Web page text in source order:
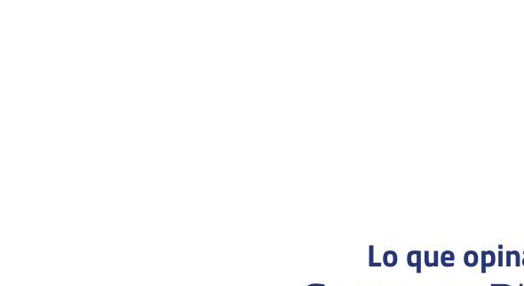
Lo que